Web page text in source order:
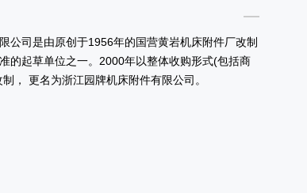
公司是由原创于1956年的国营黄岩机床附件厂改制
的起草单位之一。2000年以整体收购形式(包括商
， 更名为浙江园牌机床附件有限公司。